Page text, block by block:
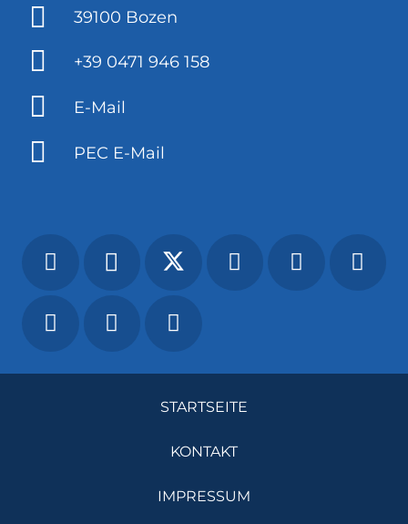
39100 Bozen
+39 0471 946 158
E-Mail
PEC E-Mail
STARTSEITE
KONTAKT
IMPRESSUM